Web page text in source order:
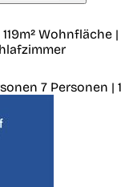
119m² Wohnfläche
7 Personen |